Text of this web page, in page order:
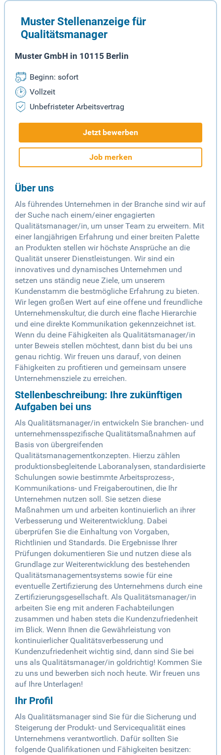
Muster Stellenanzeige für
Qualitätsmanager
Muster GmbH in 10115 Berlin
Beginn: sofort
Vollzeit
Unbefristeter Arbeitsvertrag
Jetzt bewerben
Job merken
Über uns
Als führendes Unternehmen in der Branche sind wir auf
der Suche nach einem/einer engagierten
Qualitätsmanager/in, um unser Team zu erweitern. Mit
einer langjährigen Erfahrung und einer breiten Palette
an Produkten stellen wir höchste Ansprüche an die
Qualität unserer Dienstleistungen. Wir sind ein
innovatives und dynamisches Unternehmen und
setzen uns ständig neue Ziele, um unserem
Kundenstamm die bestmögliche Erfahrung zu bieten.
Wir legen großen Wert auf eine offene und freundliche
Unternehmenskultur, die durch eine flache Hierarchie
und eine direkte Kommunikation gekennzeichnet ist.
Wenn du deine Fähigkeiten als Qualitätsmanager/in
unter Beweis stellen möchtest, dann bist du bei uns
genau richtig. Wir freuen uns darauf, von deinen
Fähigkeiten zu profitieren und gemeinsam unsere
Unternehmensziele zu erreichen.
Stellenbeschreibung: Ihre zukünftigen
Aufgaben bei uns
Als Qualitätsmanager/in entwickeln Sie branchen- und
unternehmensspezifische Qualitätsmaßnahmen auf
Basis von übergreifenden
Qualitätsmanagementkonzepten. Hierzu zählen
produktionsbegleitende Laboranalysen, standardisierte
Schulungen sowie bestimmte Arbeitsprozess-,
Kommunikations- und Freigaberoutinen, die Ihr
Unternehmen nutzen soll. Sie setzen diese
Maßnahmen um und arbeiten kontinuierlich an ihrer
Verbesserung und Weiterentwicklung. Dabei
überprüfen Sie die Einhaltung von Vorgaben,
Richtlinien und Standards. Die Ergebnisse Ihrer
Prüfungen dokumentieren Sie und nutzen diese als
Grundlage zur Weiterentwicklung des bestehenden
Qualitätsmanagementsystems sowie für eine
eventuelle Zertifizierung des Unternehmens durch eine
Zertifizierungsgesellschaft. Als Qualitätsmanager/in
arbeiten Sie eng mit anderen Fachabteilungen
zusammen und haben stets die Kundenzufriedenheit
im Blick. Wenn Ihnen die Gewährleistung von
kontinuierlicher Qualitätsverbesserung und
Kundenzufriedenheit wichtig sind, dann sind Sie bei
uns als Qualitätsmanager/in goldrichtig! Kommen Sie
zu uns und bewerben sich noch heute. Wir freuen uns
auf Ihre Unterlagen!
Ihr Profil
Als Qualitätsmanager sind Sie für die Sicherung und
Steigerung der Produkt- und Servicequalität eines
Unternehmens verantwortlich. Dafür sollten Sie
folgende Qualifikationen und Fähigkeiten besitzen: